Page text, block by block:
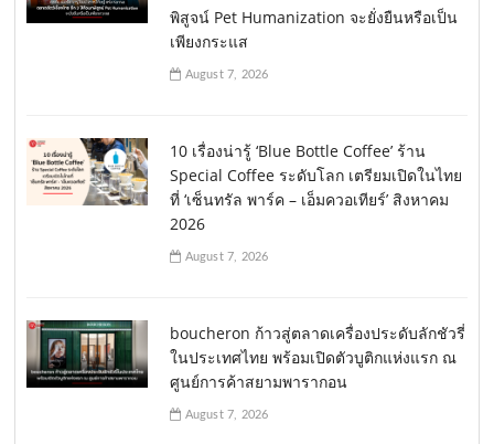
พิสูจน์ Pet Humanization จะยั่งยืนหรือเป็น
เพียงกระแส
August 7, 2026
10 เรื่องน่ารู้ ‘Blue Bottle Coffee’ ร้าน
Special Coffee ระดับโลก เตรียมเปิดในไทย
ที่ ‘เซ็นทรัล พาร์ค – เอ็มควอเทียร์’ สิงหาคม
2026
August 7, 2026
boucheron ก้าวสู่ตลาดเครื่องประดับลักชัวรี่
ในประเทศไทย พร้อมเปิดตัวบูติกแห่งแรก ณ
ศูนย์การค้าสยามพารากอน
August 7, 2026